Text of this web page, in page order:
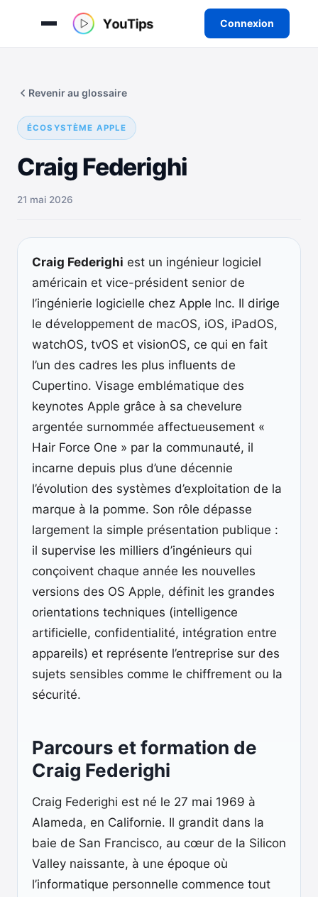
Connexion
contenu
ÉCOSYSTÈME APPLE
Craig Federighi
Revenir au glossaire
21 mai 2026
Craig Federighi est un ingénieur logiciel
américain et vice-président senior de
l’ingénierie logicielle chez Apple Inc. Il dirige
le développement de macOS, iOS, iPadOS,
watchOS, tvOS et visionOS, ce qui en fait
l’un des cadres les plus influents de
Cupertino. Visage emblématique des
keynotes Apple grâce à sa chevelure
argentée surnommée affectueusement «
Hair Force One » par la communauté, il
incarne depuis plus d’une décennie
l’évolution des systèmes d’exploitation de la
marque à la pomme. Son rôle dépasse
largement la simple présentation publique :
il supervise les milliers d’ingénieurs qui
conçoivent chaque année les nouvelles
versions des OS Apple, définit les grandes
orientations techniques (intelligence
artificielle, confidentialité, intégration entre
appareils) et représente l’entreprise sur des
sujets sensibles comme le chiffrement ou la
sécurité.
Parcours et formation de
Craig Federighi
Craig Federighi est né le 27 mai 1969 à
Alameda, en Californie. Il grandit dans la
baie de San Francisco, au cœur de la Silicon
Valley naissante, à une époque où
l’informatique personnelle commence tout